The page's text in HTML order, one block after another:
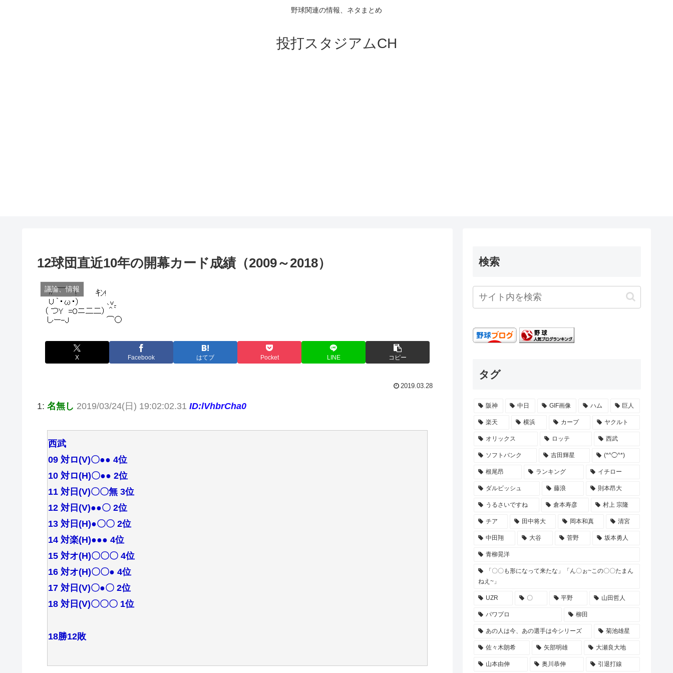
野球関連の情報、ネタまとめ
投打スタジアムCH
12球団直近10年の開幕カード成績（2009～2018）
議論、情報
X Facebook はてブ Pocket LINE コピー
2019.03.28
1: 名無し 2019/03/24(日) 19:02:02.31 ID:lVhbrCha0
西武
09 対ロ(V)〇●● 4位
10 対ロ(H)〇●● 2位
11 対日(V)〇〇無 3位
12 対日(V)●●〇 2位
13 対日(H)●〇〇 2位
14 対楽(H)●●● 4位
15 対オ(H)〇〇〇 4位
16 対オ(H)〇〇● 4位
17 対日(V)〇●〇 2位
18 対日(V)〇〇〇 1位
18勝12敗
検索
タグ
阪神 中日 GIF画像 ハム 巨人
楽天 横浜 カープ ヤクルト
オリックス ロッテ 西武
ソフトバンク 吉田輝星 (*^◯^*)
根尾昂 ランキング イチロー
ダルビッシュ 藤浪 則本昂大
うるさいですね 倉本寿彦 村上 宗隆
チア 田中将大 岡本和真 清宮
中田翔 大谷 菅野 坂本勇人
青柳晃洋
「〇〇も形になって来たな」「ん〇ぉ~この〇〇たまん
ねえ~」
UZR 〇 平野 山田哲人
パワプロ 柳田
あの人は今、あの選手は今シリーズ 菊池雄星
佐々木朗希 矢部明雄 大瀬良大地
山本由伸 奥川恭伸 引退打線